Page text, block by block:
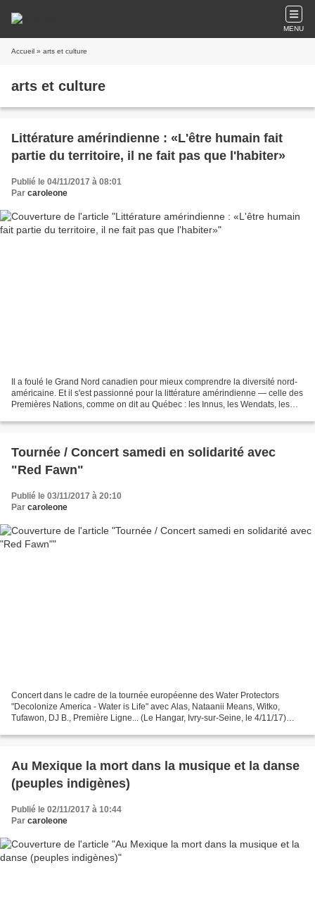
MENU
Accueil » arts et culture
arts et culture
Littérature amérindienne : «L'être humain fait
partie du territoire, il ne fait pas que l'habiter»
Publié le 04/11/2017 à 08:01
Par caroleone
Il a foulé le Grand Nord canadien pour mieux comprendre la diversité nord-
américaine. Et il s'est passionné pour la littérature amérindienne — celle des
Premières Nations, comme on dit au Québec : les Innus, les Wendats, les
Tournée / Concert samedi en solidarité avec
"Red Fawn"
Publié le 03/11/2017 à 20:10
Par caroleone
Concert dans le cadre de la tournée européenne des Water Protectors
"Decolonize America - Water is Life" avec Alas, Nataanii Means, Witko,
Tufawon, DJ B., Première Ligne... (Le Hangar, Ivry-sur-Seine, le 4/11/17)
Au Mexique la mort dans la musique et la danse
(peuples indigènes)
Publié le 02/11/2017 à 10:44
Par caroleone